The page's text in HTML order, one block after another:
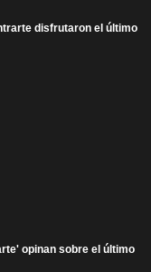
disfrutaron el último
opinan sobre el último